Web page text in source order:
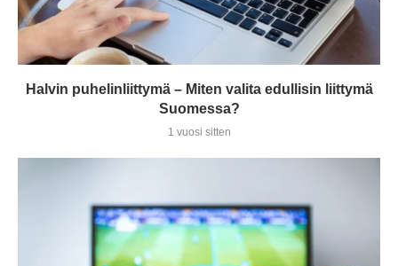
Halvin puhelinliittymä – Miten valita edullisin liittymä
Suomessa?
1 vuosi sitten